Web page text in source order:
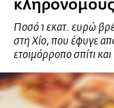
κληρονόμους
Ποσό 1 εκατ. ευρώ
στη Χίο, που έφυγε
ετοιμόρροπο σπίτι